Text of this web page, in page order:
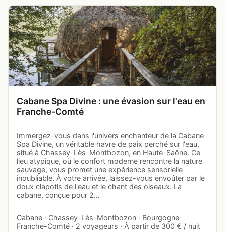
Cabane Spa Divine : une évasion sur l'eau en
Franche-Comté
Immergez-vous dans l'univers enchanteur de la Cabane
Spa Divine, un véritable havre de paix perché sur l'eau,
situé à Chassey-Lès-Montbozon, en Haute-Saône. Ce
lieu atypique, où le confort moderne rencontre la nature
sauvage, vous promet une expérience sensorielle
inoubliable. À votre arrivée, laissez-vous envoûter par le
doux clapotis de l'eau et le chant des oiseaux. La
cabane, conçue pour 2…
Cabane · Chassey-Lès-Montbozon · Bourgogne-
Franche-Comté · 2 voyageurs · À partir de 300 € / nuit